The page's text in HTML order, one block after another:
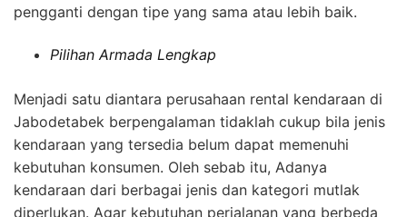
pengganti dengan tipe yang sama atau lebih baik.
Pilihan Armada Lengkap
Menjadi satu diantara perusahaan rental kendaraan di
Jabodetabek berpengalaman tidaklah cukup bila jenis
kendaraan yang tersedia belum dapat memenuhi
kebutuhan konsumen. Oleh sebab itu, Adanya
kendaraan dari berbagai jenis dan kategori mutlak
diperlukan. Agar kebutuhan perjalanan yang berbeda